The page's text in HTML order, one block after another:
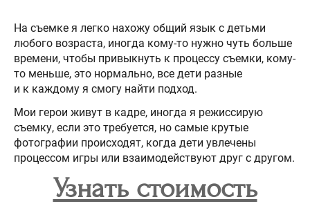
На съемке я легко нахожу общий язык с детьми
любого возраста, иногда кому-то нужно чуть больше
времени, чтобы привыкнуть к процессу съемки, кому-
то меньше, это нормально, все дети разные
и к каждому я смогу найти подход.
Мои герои живут в кадре, иногда я режиссирую
съемку, если это требуется, но самые крутые
фотографии происходят, когда дети увлечены
процессом игры или взаимодействуют друг с другом.
Узнать стоимость